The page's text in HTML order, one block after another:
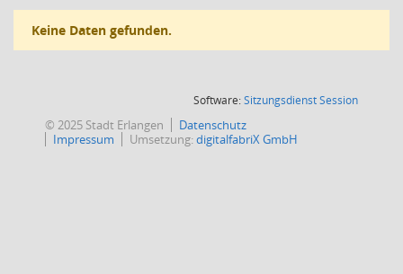
Keine Daten gefunden.
Software:SitzungsdienstSession(Wird in
© 2025 Stadt Erlangen
Datenschutz
Impressum
Umsetzung:digitalfabriX GmbH